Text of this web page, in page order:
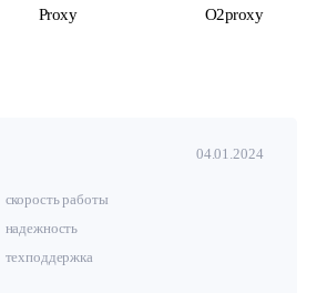
Proxy O2proxy
04.01.2024
скорость работы
надежность
техподдержка